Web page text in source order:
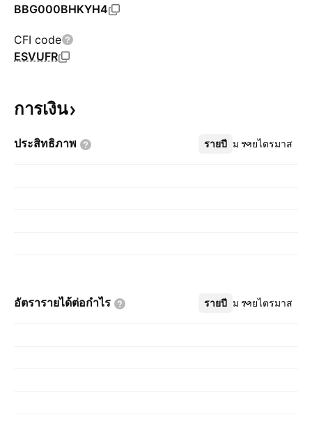
BBG000BHKYH4
CFI code
ESVUFR
การเงิน
ประสิทธิภาพ รายปี รายไตรมาส
เพิ่มเติม
อัตรารายได้ต่อกำไร รายปี รายไตรมาส
เพิ่มเติม